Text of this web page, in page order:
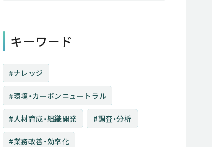
キーワード
ナレッジ
環境・カーボンニュートラル
人材育成・組織開発 調査・分析
業務改善・効率化